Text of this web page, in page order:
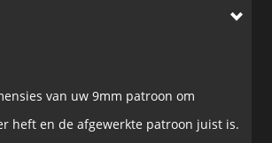
van uw 9mm patroon om
heft en de afgewerkte patroon juist is.